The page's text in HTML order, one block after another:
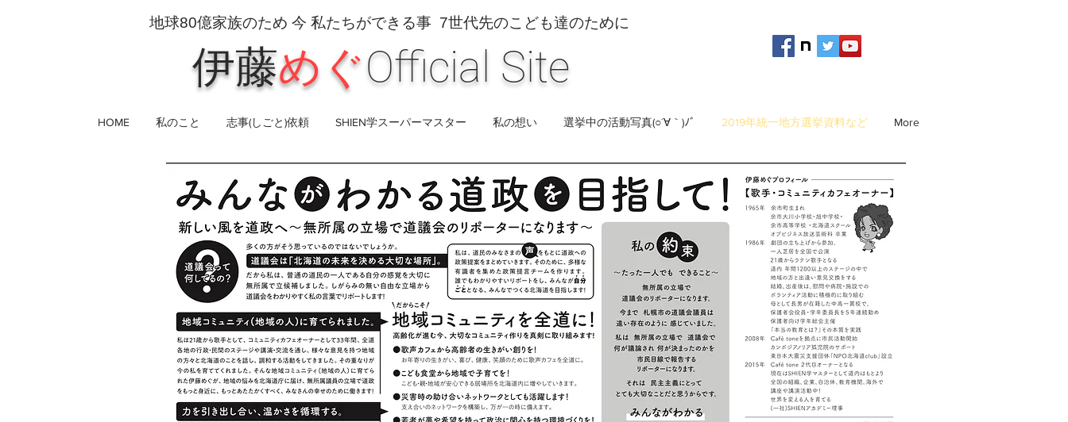
伊藤めぐOfficial Site
地球80億家族のため 今 私たちができる事 7世代先のこども達のために
HOME 私のこと 志事(しごと)依頼 SHIEN学スーパーマスター 私の想い 選挙中の活動写真(○´∀｀)ﾉﾞ 2019年統一地方選挙資料など More